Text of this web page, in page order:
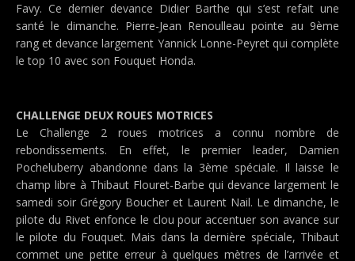
Favy. Ce dernier devance Didier Barthe qui s’est refait une
santé le dimanche. Pierre-Jean Renoulleau pointe au 9ème
rang et devance largement Yannick Lonne-Peyret qui complète
le top 10 avec son Fouquet Honda.
CHALLENGE DEUX ROUES MOTRICES
Le Challenge 2 roues motrices a connu nombre de
rebondissements. En effet, le premier leader, Damien
Pocheluberry abandonne dans la 3ème spéciale. Il laisse le
champ libre à Thibaut Flouret-Barbe qui devance largement le
samedi soir Grégory Boucher et Laurent Nail. Le dimanche, le
pilote du Rivet enfonce le clou pour accentuer son avance sur
le pilote du Fouquet. Mais dans la dernière spéciale, Thibaut
commet une petite erreur à quelques mètres de l’arrivée et